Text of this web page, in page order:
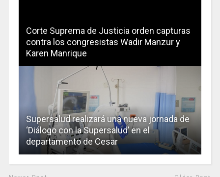
Corte Suprema de Justicia orden capturas
contra los congresistas Wadir Manzur y
Karen Manrique
Supersalud realizará una nueva jornada de
‘Diálogo con la Supersalud’ en el
departamento de Cesar